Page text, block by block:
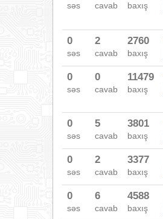
səs cavab baxış
0
səs
2
cavab
2760
baxış
0
səs
0
cavab
11479
baxış
0
səs
5
cavab
3801
baxış
0
səs
2
cavab
3377
baxış
0
səs
6
cavab
4588
baxış